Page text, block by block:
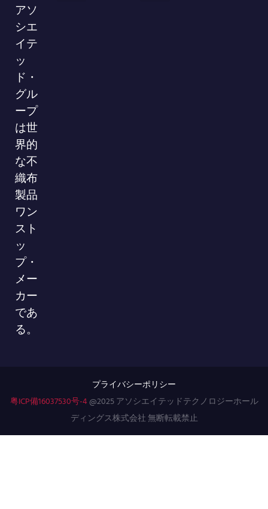
アソ
シエ
イテ
ッ
ド・
グル
ープ
は世
界的
な不
織布
製品
ワン
スト
ッ
プ・
メー
カー
であ
る。
プライバシーポリシー
粤ICP備16037530号-4@2025 アソシエイテッドテクノロジーホール
ディングス株式会社 無断転載禁止